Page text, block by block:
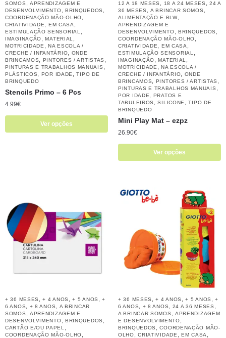
SOMOS
APRENDIZAGEM E
DESENVOLVIMENTO
BRINQUEDOS
COORDENAÇÃO MÃO-OLHO
CRIATIVIDADE EM CASA
ESTIMULAÇÃO SENSORIAL
IMAGINAÇÃO ,MATERIAL
MOTRICIDADE ,NA ESCOLA /
CRECHE / INFANTÁRIO
ONDE
BRINCAMOS
PINTORES / ARTISTAS
PINTURAS E TRABALHOS MANUAIS
PLÁSTICOS POR IDADE ,TIPO DE
BRINQUEDO
Stencils Primo – 6 Pcs
4.99€
Ver opções
12 A 18 MESES 18 A 24 MESES ,24 A
36 MESES
,A BRINCAR SOMOS
ALIMENTAÇÃO E BLW,
APRENDIZAGEM E
DESENVOLVIMENTO
BRINQUEDOS
COORDENAÇÃO MÃO-OLHO
CRIATIVIDADE EM CASA
ESTIMULAÇÃO SENSORIAL
IMAGINAÇÃO ,MATERIAL
MOTRICIDADE ,NA ESCOLA /
CRECHE / INFANTÁRIO
ONDE
BRINCAMOS
PINTORES / ARTISTAS
PINTURAS E TRABALHOS MANUAIS
POR IDADE
PRATOS E
TABULEIROS
,SILICONE ,TIPO DE
BRINQUEDO
Mini Play Mat – ezpz
26.90€
Ver opções
+ 36 MESES ,+ 4 ANOS ,+ 5 ANOS ,+
6 ANOS, + 8 ANOS, A BRINCAR
SOMOS , APRENDIZAGEM E
DESENVOLVIMENTO, BRINQUEDOS ,
CARTÃO E/OU PAPEL,
COORDENAÇÃO MÃO-OLHO,
+ 36 MESES ,+ 4 ANOS ,+ 5 ANOS ,+
6 ANOS, + 8 ANOS, 24 A 36 MESES ,
A BRINCAR SOMOS , APRENDIZAGEM
E DESENVOLVIMENTO,
BRINQUEDOS ,COORDENAÇÃO MÃO-
OLHO,CRIATIVIDADE,EM CASA,